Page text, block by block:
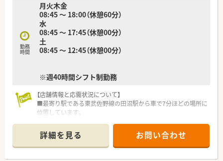
勤務
時間
月火木金
08:45 ～ 18:00（休憩60分）
水
08:45 ～ 17:45（休憩00分）
土
08:45 ～ 12:45（休憩00分）
※週40時間シフト制勤務
【店舗情報と応需状況について】
■最寄り駅である東武佐野線の田沼駅から車で7分ほどの場所に
位置しています。
を応需します。
■薬剤師は常勤1名と非常勤4名が在籍し、協力しながら業務を
行っています。
詳細を見る お問い合わせ